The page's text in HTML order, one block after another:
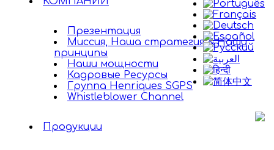
Презентация
Миссия, Наша стратегия & Наши
принципы
Наши мощности
Кадровые Ресурсы
Группа Henriques SGPS
Whistleblower Channel
Продукции